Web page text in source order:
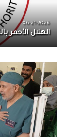
06-21-2026
الهلال الأحمر